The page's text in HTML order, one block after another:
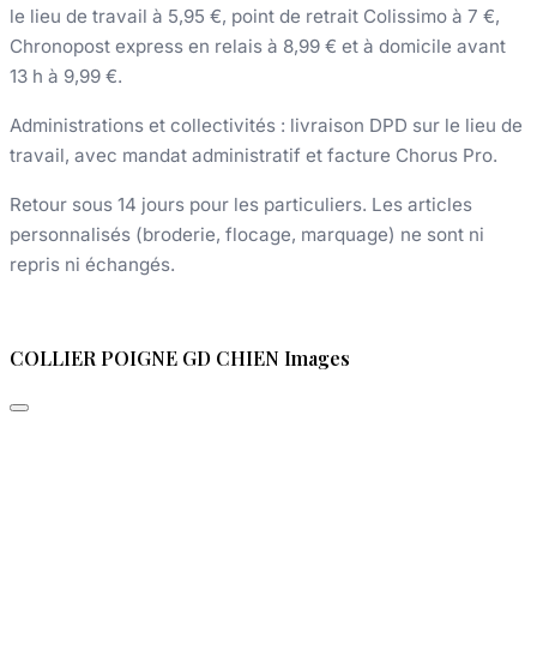
le lieu de travail à 5,95 €, point de retrait Colissimo à 7 €,
Chronopost express en relais à 8,99 € et à domicile avant
13 h à 9,99 €.
Administrations et collectivités : livraison DPD sur le lieu de
travail, avec mandat administratif et facture Chorus Pro.
Retour sous 14 jours pour les particuliers. Les articles
personnalisés (broderie, flocage, marquage) ne sont ni
repris ni échangés.
COLLIER POIGNE GD CHIEN Images